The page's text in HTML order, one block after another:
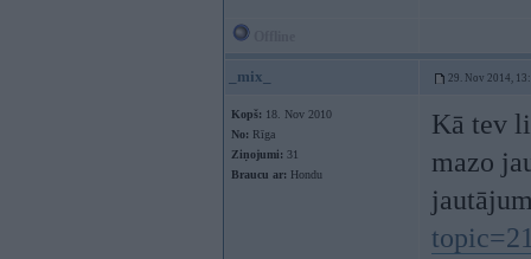
_mix_ 29. Nov 2014,
Kopš: 18. Nov 2010
No: Rīga
Ziņojumi: 31
Braucu ar: Hondu
Kā tev
mazo